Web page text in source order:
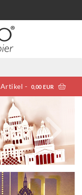
Artikel - 0,00 EUR